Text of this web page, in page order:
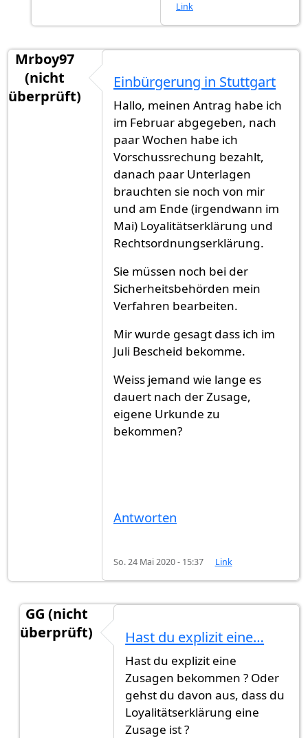
Link
Mrboy97
(nicht
überprüft)
Einbürgerung in Stuttgart
Hallo, meinen Antrag habe ich
im Februar abgegeben, nach
paar Wochen habe ich
Vorschussrechung bezahlt,
danach paar Unterlagen
brauchten sie noch von mir
und am Ende (irgendwann im
Mai) Loyalitätserklärung und
Rechtsordnungserklärung.
Sie müssen noch bei der
Sicherheitsbehörden mein
Verfahren bearbeiten.
Mir wurde gesagt dass ich im
Juli Bescheid bekomme.
Weiss jemand wie lange es
dauert nach der Zusage,
eigene Urkunde zu
bekommen?
Antworten
So. 24 Mai 2020 - 15:37 Link
GG (nicht
überprüft)
Einbürgerung in Stuttgartvon
Hast du explizit eine…
Hast du explizit eine
Zusagen bekommen ? Oder
gehst du davon aus, dass du
Loyalitätserklärung eine
Zusage ist ?